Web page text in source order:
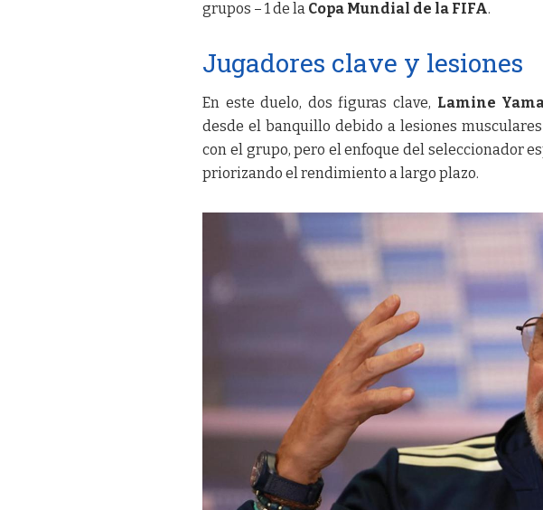
grupos – 1 de la Copa Mundial de la FIFA.
Jugadores clave y lesiones
En este duelo, dos figuras clave, Lamine
desde el banquillo debido a lesiones
con el grupo, pero el enfoque del seleccionador
priorizando el rendimiento a largo plazo.